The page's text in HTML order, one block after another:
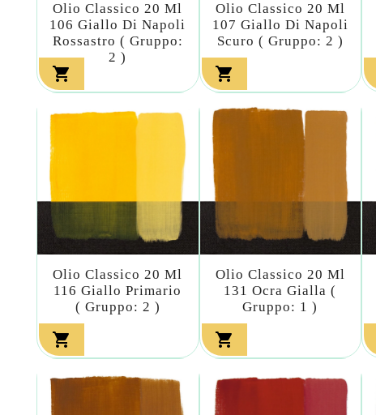
Olio Classico 20 Ml
106 Giallo Di Napoli
Rossastro ( Gruppo:
2 )

Olio Classico 20 Ml
107 Giallo Di Napoli
Scuro ( Gruppo: 2 )

Olio Classico 20 Ml
116 Giallo Primario
( Gruppo: 2 )

Olio Classico 20 Ml
131 Ocra Gialla (
Gruppo: 1 )
